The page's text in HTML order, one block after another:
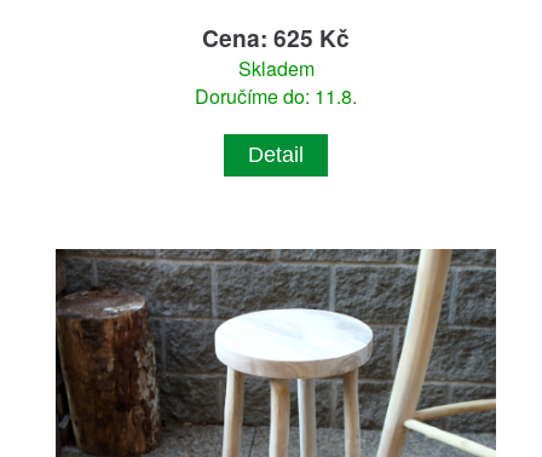
Cena: 625 Kč
Skladem
Doručíme do: 11.8.
Detail